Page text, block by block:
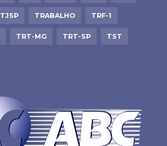
TJSP TRABALHO TRF-1
TRT-MG TRT-SP TST